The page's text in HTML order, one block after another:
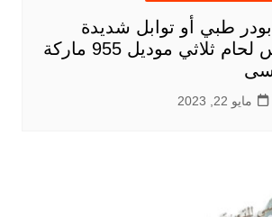
بودر طبي أو توابل شديدة
النعومة بكيس لحام ثلاثي موديل 955 ماركة
مايو 22, 2023